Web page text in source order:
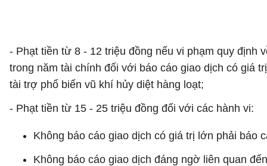
- Phạt tiền từ 8 - 12 triệu đồng nếu vi phạm quy định
trong năm tài chính đối với báo cáo giao dịch có giá
tài trợ phổ biến vũ khí hủy diệt hàng loạt;
- Phạt tiền từ 15 - 25 triệu đồng đối với các hành vi:
Không báo cáo giao dịch có giá trị lớn phải báo
Không báo cáo giao dịch đáng ngờ liên quan